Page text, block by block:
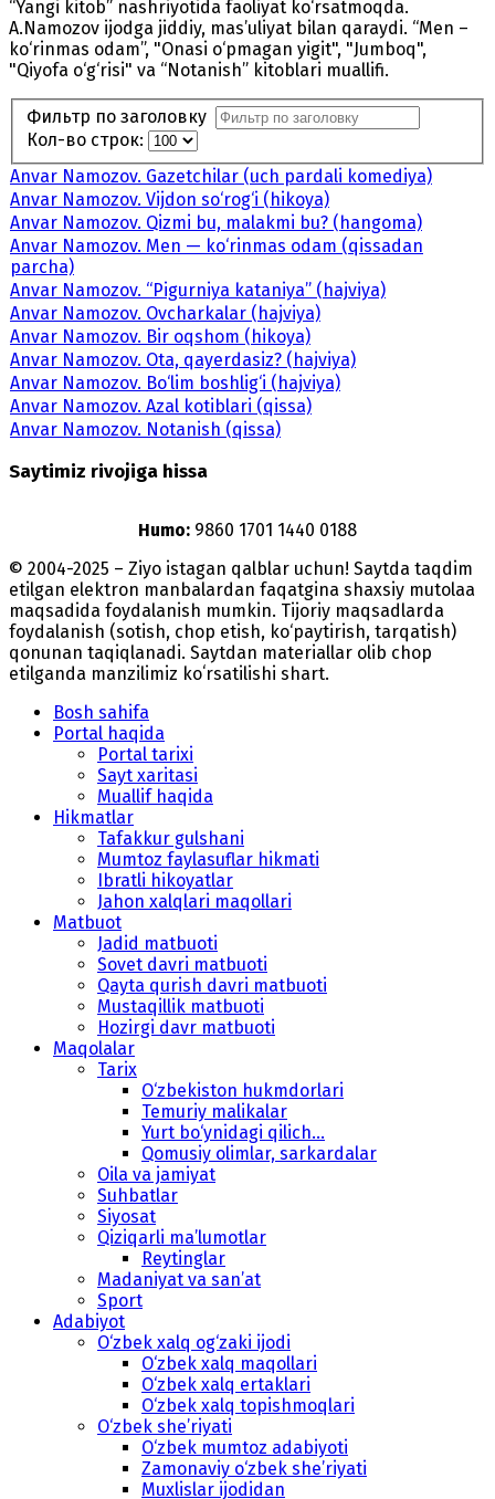
“Yangi kitob” nashriyotida faoliyat ko‘rsatmoqda.
A.Namozov ijodga jiddiy, mas’uliyat bilan qaraydi. “Men –
ko‘rinmas odam”, "Onasi o‘pmagan yigit", "Jumboq",
"Qiyofa o‘g‘risi" va “Notanish” kitoblari muallifi.
Фильтр по заголовку
Кол-во строк:
Anvar Namozov. Gazetchilar (uch pardali komediya)
Anvar Namozov. Vijdon so‘rog‘i (hikoya)
Anvar Namozov. Qizmi bu, malakmi bu? (hangoma)
Anvar Namozov. Men — ko‘rinmas odam (qissadan
parcha)
Anvar Namozov. “Pigurniya kataniya” (hajviya)
Anvar Namozov. Ovcharkalar (hajviya)
Anvar Namozov. Bir oqshom (hikoya)
Anvar Namozov. Ota, qayerdasiz? (hajviya)
Anvar Namozov. Bo‘lim boshlig‘i (hajviya)
Anvar Namozov. Azal kotiblari (qissa)
Anvar Namozov. Notanish (qissa)
Saytimiz rivojiga hissa
Humo: 9860 1701 1440 0188
© 2004-2025 – Ziyo istagan qalblar uchun! Saytda taqdim
etilgan elektron manbalardan faqatgina shaxsiy mutolaa
maqsadida foydalanish mumkin. Tijoriy maqsadlarda
foydalanish (sotish, chop etish, ko‘paytirish, tarqatish)
qonunan taqiqlanadi. Saytdan materiallar olib chop
etilganda manzilimiz koʻrsatilishi shart.
Bosh sahifa
Portal haqida
Portal tarixi
Sayt xaritasi
Muallif haqida
Hikmatlar
Tafakkur gulshani
Mumtoz faylasuflar hikmati
Ibratli hikoyatlar
Jahon xalqlari maqollari
Matbuot
Jadid matbuoti
Sovet davri matbuoti
Qayta qurish davri matbuoti
Mustaqillik matbuoti
Hozirgi davr matbuoti
Maqolalar
Tarix
O‘zbekiston hukmdorlari
Temuriy malikalar
Yurt bo‘ynidagi qilich...
Qomusiy olimlar, sarkardalar
Oila va jamiyat
Suhbatlar
Siyosat
Qiziqarli ma’lumotlar
Reytinglar
Madaniyat va san’at
Sport
Adabiyot
O‘zbek xalq og‘zaki ijodi
O‘zbek xalq maqollari
O‘zbek xalq ertaklari
O‘zbek xalq topishmoqlari
O‘zbek she’riyati
O‘zbek mumtoz adabiyoti
Zamonaviy o‘zbek she’riyati
Muxlislar ijodidan